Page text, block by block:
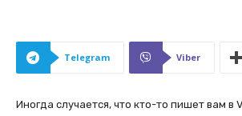
Telegram Viber
Иногда случается, что кто-то пишет вам в